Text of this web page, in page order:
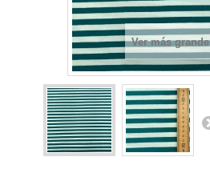
Ver más grande